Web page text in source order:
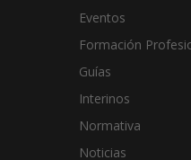
Eventos
Formación
Guías
Interinos
Normativa
Noticias